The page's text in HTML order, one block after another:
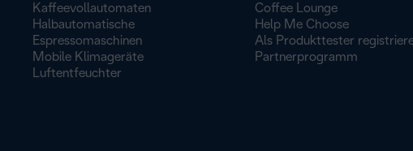
Kaffeevollautomaten
Halbautomatische
Espressomaschinen
Mobile Klimageräte
Luftentfeuchter
Coffee Lounge
Help Me Choose
Als Produkttester
Partnerprogramm